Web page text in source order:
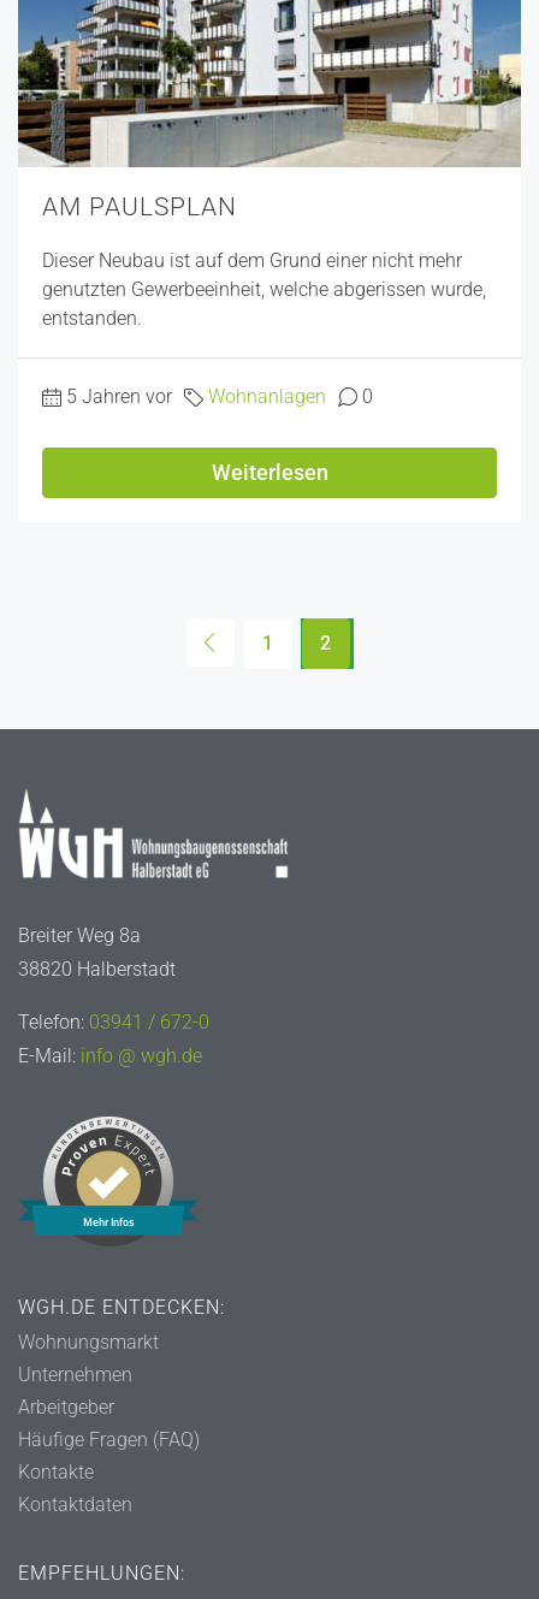
AM PAULSPLAN
Dieser Neubau ist auf dem Grund einer nicht mehr
genutzten Gewerbeeinheit, welche abgerissen wurde,
entstanden.
5 Jahren vor Wohnanlagen 0
Weiterlesen
1 2
Breiter Weg 8a
38820 Halberstadt
Telefon: 03941 / 672-0
E-Mail: info @ wgh.de
Mehr Infos
WGH.DE ENTDECKEN:
Wohnungsmarkt
Unternehmen
Arbeitgeber
Häufige Fragen (FAQ)
Kontakte
Kontaktdaten
EMPFEHLUNGEN: